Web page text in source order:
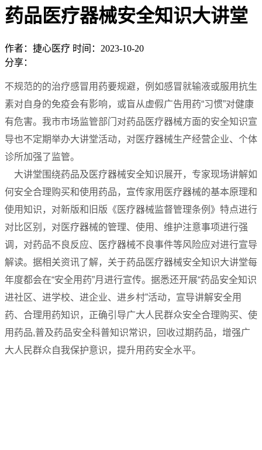
药品医疗器械安全知识大讲堂
作者：捷心医疗 时间：2023-10-20
分享：
不规范的的治疗感冒用药要规避，例如感冒就输液或服用抗生
素对自身的免疫会有影响，或盲从虚假广告用药“习惯”对健康
有危害。我市市场监管部门对药品医疗器械方面的安全知识宣
导也不定期举办大讲堂活动，对医疗器械生产经营企业、个体
诊所加强了监管。
大讲堂围绕药品及医疗器械安全知识展开，专家现场讲解如
何安全合理购买和使用药品，宣传家用医疗器械的基本原理和
使用知识，对新版和旧版《医疗器械监督管理条例》特点进行
对比区别，对医疗器械的管理、使用、维护注意事项进行强
调，对药品不良反应、医疗器械不良事件等风险应对进行宣导
解读。据相关资讯了解，关于药品医疗器械安全知识大讲堂每
年度都会在“安全用药”月进行宣传。据悉还开展“药品安全知识
进社区、进学校、进企业、进乡村”活动，宣导讲解安全用
药、合理用药知识，正确引导广大人民群众安全合理购买、使
用药品,普及药品安全科普知识常识，回收过期药品，增强广
大人民群众自我保护意识，提升用药安全水平。